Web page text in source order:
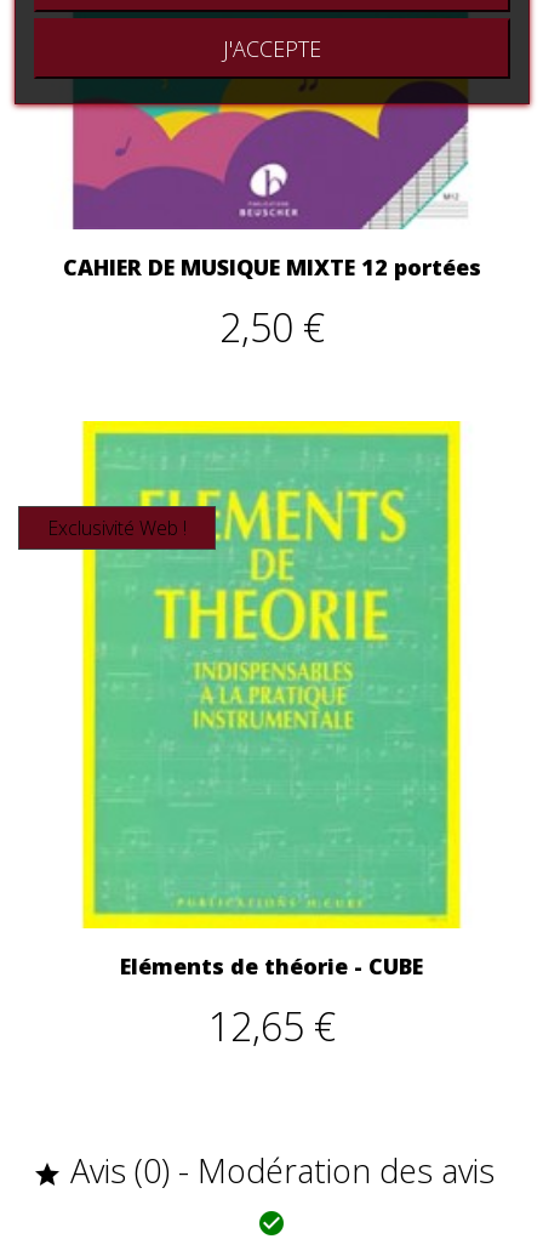
CAHIER DE MUSIQUE MIXTE 12 portées
2,50 €
Exclusivité Web !
Eléments de théorie - CUBE
12,65 €
 Avis (0) - Modération des avis

J'ACCEPTE